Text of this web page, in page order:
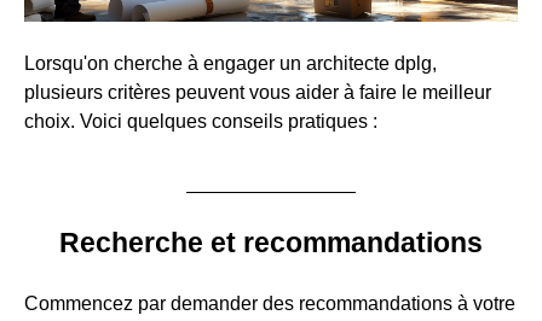
Lorsqu'on cherche à engager un architecte dplg,
plusieurs critères peuvent vous aider à faire le meilleur
choix. Voici quelques conseils pratiques :
Recherche et recommandations
Commencez par demander des recommandations à votre